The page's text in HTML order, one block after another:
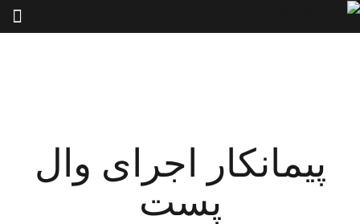
پیمانکار اجرای وال
پست